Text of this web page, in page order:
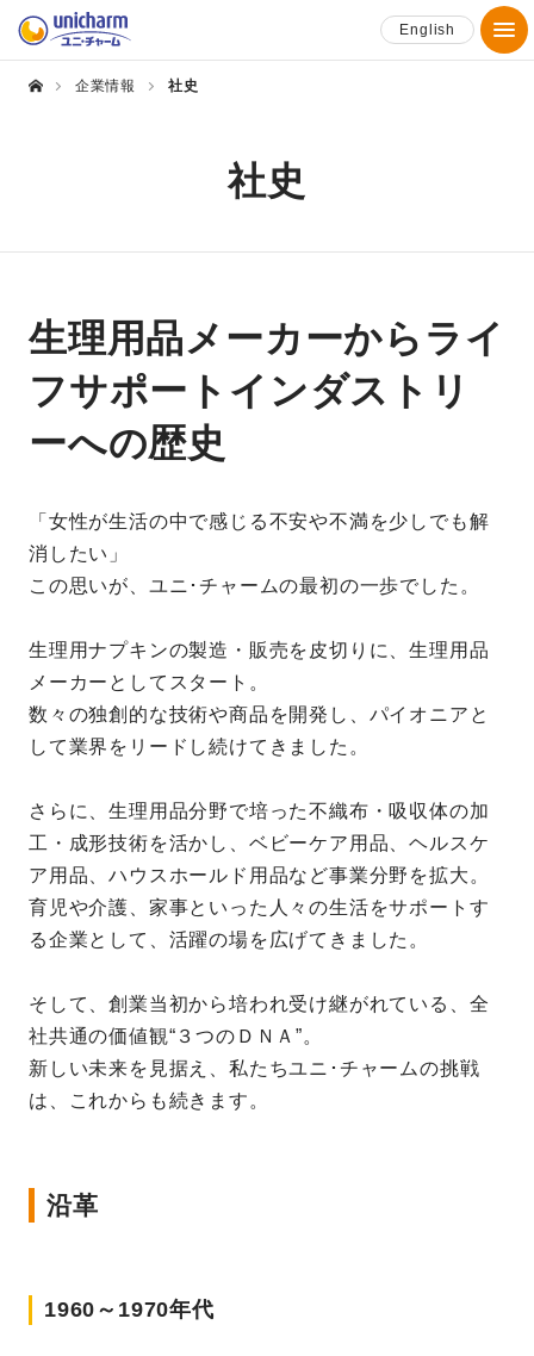
English
企業情報 社史
社史
生理用品メーカーからライ
フサポートインダストリ
ーへの歴史
「女性が生活の中で感じる不安や不満を少しでも解
消したい」
この思いが、ユニ･チャームの最初の一歩でした。
生理用ナプキンの製造・販売を皮切りに、生理用品
メーカーとしてスタート。
数々の独創的な技術や商品を開発し、パイオニアと
して業界をリードし続けてきました。
さらに、生理用品分野で培った不織布・吸収体の加
工・成形技術を活かし、ベビーケア用品、ヘルスケ
ア用品、ハウスホールド用品など事業分野を拡大。
育児や介護、家事といった人々の生活をサポートす
る企業として、活躍の場を広げてきました。
そして、創業当初から培われ受け継がれている、全
社共通の価値観“３つのＤＮＡ”。
新しい未来を見据え、私たちユニ･チャームの挑戦
は、これからも続きます。
沿革
1960～1970年代